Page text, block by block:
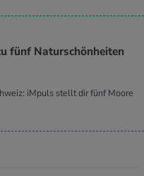
fünf Naturschönheiten
iMpuls stellt dir fünf Moore